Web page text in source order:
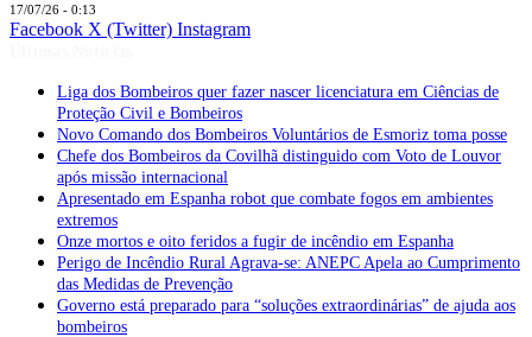
17/07/26 - 0:13
Facebook X (Twitter) Instagram
Liga dos Bombeiros quer fazer nascer licenciatura em Ciências de
Proteção Civil e Bombeiros
Novo Comando dos Bombeiros Voluntários de Esmoriz toma posse
Chefe dos Bombeiros da Covilhã distinguido com Voto de Louvor
após missão internacional
Apresentado em Espanha robot que combate fogos em ambientes
extremos
Onze mortos e oito feridos a fugir de incêndio em Espanha
Perigo de Incêndio Rural Agrava-se: ANEPC Apela ao Cumprimento
das Medidas de Prevenção
Governo está preparado para “soluções extraordinárias” de ajuda aos
bombeiros